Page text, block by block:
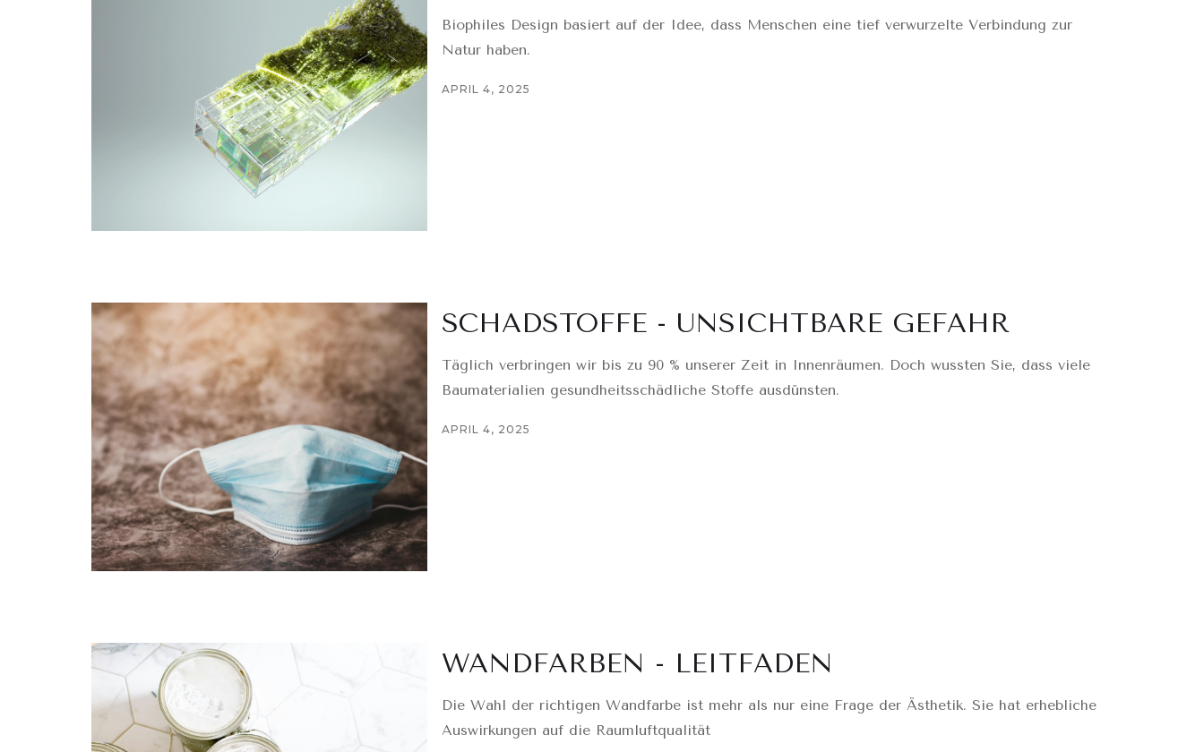
Biophiles Design basiert auf der Idee, dass Menschen eine tief verwurzelte Verbindung zur
Natur haben.
APRIL 4, 2025
SCHADSTOFFE - UNSICHTBARE GEFAHR
Täglich verbringen wir bis zu 90 % unserer Zeit in Innenräumen. Doch wussten Sie, dass viele
Baumaterialien gesundheitsschädliche Stoffe ausdünsten.
APRIL 4, 2025
WANDFARBEN - LEITFADEN
Die Wahl der richtigen Wandfarbe ist mehr als nur eine Frage der Ästhetik. Sie hat erhebliche
Auswirkungen auf die Raumluftqualität